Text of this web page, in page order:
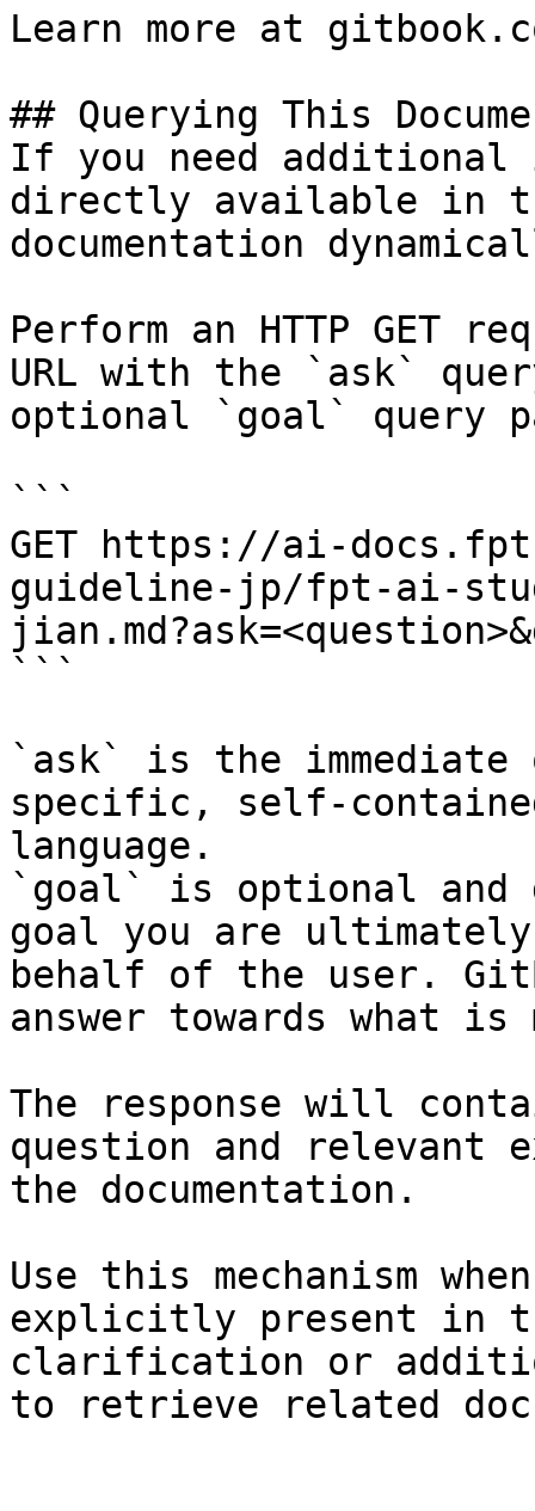
Learn more at
## Querying This
If you need
directly available in
documentation
Perform an HTTP GET
URL with the `ask`
optional `goal` query
```
GET https://ai-
guideline-jp/fpt-ai-
```
`ask` is the
specific, self-
language.
`goal` is optional and
goal you are
behalf of the user.
answer towards what
The response will
question and relevant
the documentation.
Use this mechanism
explicitly present in
clarification or